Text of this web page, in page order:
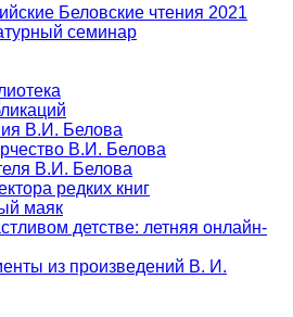
Беловские чтения 2021
семинар
В.И. Белова
В.И. Белова
В.И. Белова
редких книг
маяк
детстве: летняя онлайн-
из произведений В. И.